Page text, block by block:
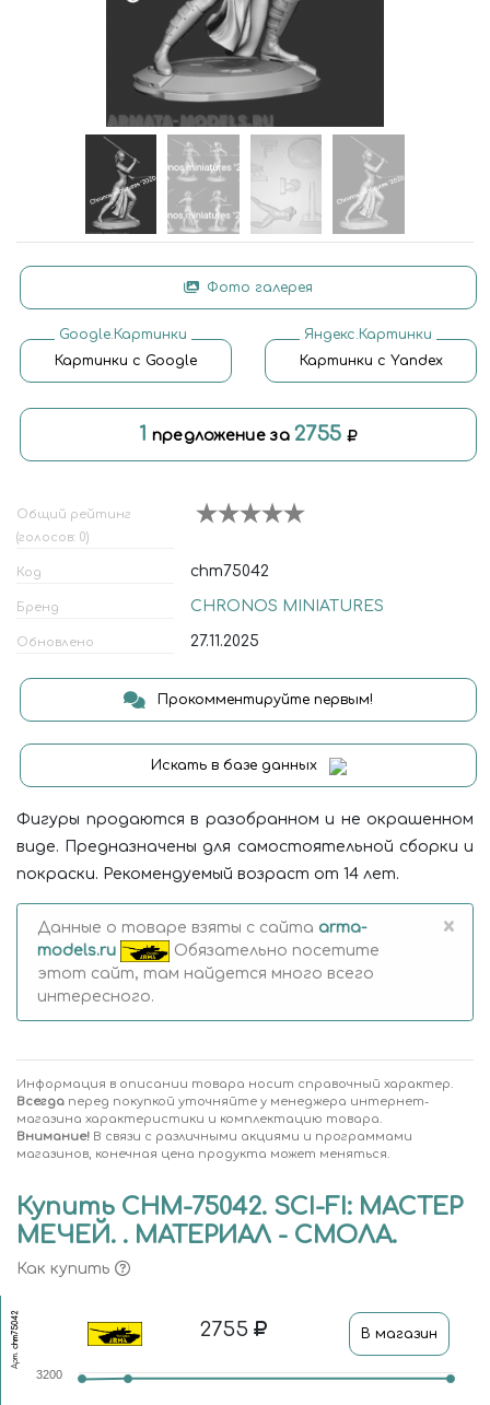
Фото галерея
Google.Картинки
Картинки с Google
Яндекс.Картинки
Картинки с Yandex
1 предложение за 2755
Общий рейтинг
(голосов: 0)
Код chm75042
Бренд CHRONOS MINIATURES
Обновлено 27.11.2025
Прокомментируйте первым!
Искать в базе данных
Фигуры продаются в разобранном и не окрашенном
виде. Предназначены для самостоятельной сборки и
покраски. Рекомендуемый возраст от 14 лет.
Данные о товаре взяты с сайта arma-
models.ru
Обязательно посетите
этот сайт, там найдется много всего
интересного.
×
Информация в описании товара носит справочный характер.
Всегда перед покупкой уточняйте у менеджера интернет-
магазина характеристики и комплектацию товара.
Внимание! В связи с различными акциями и программами
магазинов, конечная цена продукта может меняться.
Купить CHM-75042. SCI-FI: МАСТЕР
МЕЧЕЙ. . МАТЕРИАЛ - СМОЛА.
Как купить
Арт.
chm75042 2755 В магазин
3200